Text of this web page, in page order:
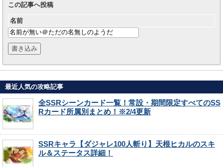
この記事へ投稿
名前
最近人気の攻略記事
全SSRシーンカード一覧！常設・期間限定すべてのSS
Rカード所属別まとめ！※2/4更新
SSRキャラ【ダジャレ100人斬り】天根ヒカルのスキ
ル＆ステータス詳細！